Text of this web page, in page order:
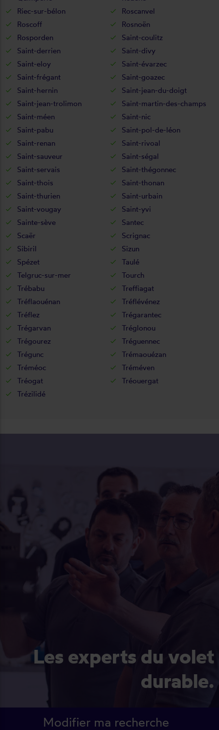
Riec-sur-bélon
Roscanvel
Roscoff
Rosnoën
Rosporden
Saint-coulitz
Saint-derrien
Saint-divy
Saint-eloy
Saint-évarzec
Saint-frégant
Saint-goazec
Saint-hernin
Saint-jean-du-doigt
Saint-jean-trolimon
Saint-martin-des-champs
Saint-méen
Saint-nic
Saint-pabu
Saint-pol-de-léon
Saint-renan
Saint-rivoal
Saint-sauveur
Saint-ségal
Saint-servais
Saint-thégonnec
Saint-thois
Saint-thonan
Saint-thurien
Saint-urbain
Saint-vougay
Saint-yvi
Sainte-sève
Santec
Scaër
Scrignac
Sibiril
Sizun
Spézet
Taulé
Telgruc-sur-mer
Tourch
Trébabu
Treffiagat
Tréflaouénan
Tréflévénez
Tréflez
Trégarantec
Trégarvan
Tréglonou
Trégourez
Tréguennec
Trégunc
Trémaouézan
Tréméoc
Tréméven
Tréogat
Tréouergat
Trézilidé
Les experts du volet
durable.
Modifier ma recherche